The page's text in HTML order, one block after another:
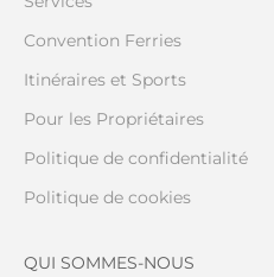
Convention Ferries
Itinéraires et Sports
Pour les Propriétaires
Politique de confidentialité
Politique de cookies
QUI SOMMES-NOUS